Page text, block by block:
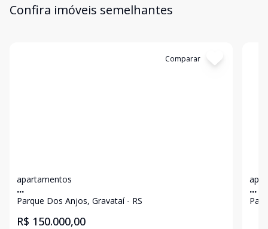
Confira imóveis semelhantes
Comparar
apartamentos
...
Parque Dos Anjos, Gravataí - RS
R$ 150.000,00
...